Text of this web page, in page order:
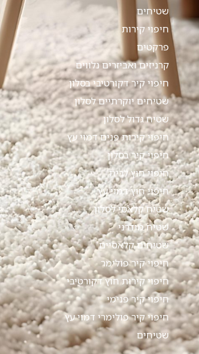
שטיחים
חיפוי קירות
פרקטים
קרניזים ואביזרים נלווים
חיפוי קיר דקורטיבי בסלון
שטיחים יוקרתיים לסלון
שטיח גדול לסלון
חיפוי קירות פנים דמוי עץ
חיפוי קיר בסלון
חיפוי חוץ לבית
חיפוי חוץ דמוי עץ
שטיח קלאסי לסלון
שטיח מודרני
שטיחים קלאסיים
חיפוי קיר פולימר
חיפוי קירות חוץ דקורטיבי
חיפוי קיר פנימי
חיפוי קיר פולימרי דמוי עץ
שטיחים